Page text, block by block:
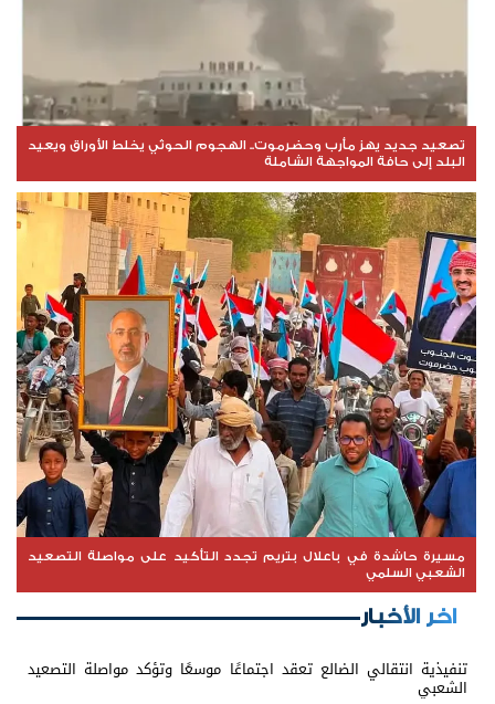
تصعيد جديد يهز مأرب وحضرموت.. الهجوم الحوثي يخلط الأوراق ويعيد
البلد إلى حافة المواجهة الشاملة
مسيرة حاشدة في باعلال بتريم تجدد التأكيد على مواصلة التصعيد
الشعبي السلمي
اخر الأخبار
تنفيذية انتقالي الضالع تعقد اجتماعًا موسعًا وتؤكد مواصلة التصعيد
الشعبي